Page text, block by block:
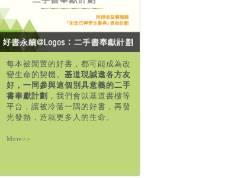
每本被閒置的好書，都可能成為改
變生命的契機。 基道現誠邀各方友
好，一同參與這個別具意義的二手
書奉獻計劃 ，我們會以基道書樓等
平台，讓被冷落一隅的好書，再發
光發熱，造就更多人的生命。
More>>